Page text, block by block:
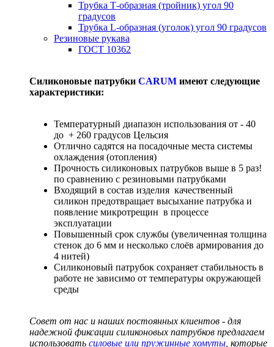
Трубка Т-образная (тройник) угол 90
градусов
Трубка L-образная (уголок) угол 90 градусов
Резиновые рукава
ГОСТ 10362
Силиконовые патрубки CARUM имеют следующие
характеристики:
Температурный диапазон использования от - 40
до + 260 градусов Цельсия
Отлично садятся на посадочные места системы
охлаждения (отопления)
Прочность силиконовых патрубков выше в 5 раз!
по сравнению с резиновыми патрубками
Входящий в состав изделия качественный
силикон предотвращает высыхание патрубка и
появление микротрещин в процессе
эксплуатации
Повышенный срок службы (увеличенная толщина
стенок до 6 мм и несколько слоёв армирования до
4 нитей)
Силиконовый патрубок сохраняет стабильность в
работе не зависимо от температуры окружающей
среды
Совет от нас и наших постоянных клиентов - для
надежной фиксации силиконовых патрубков предлагаем
использовать силовые или пружинные хомуты , которые